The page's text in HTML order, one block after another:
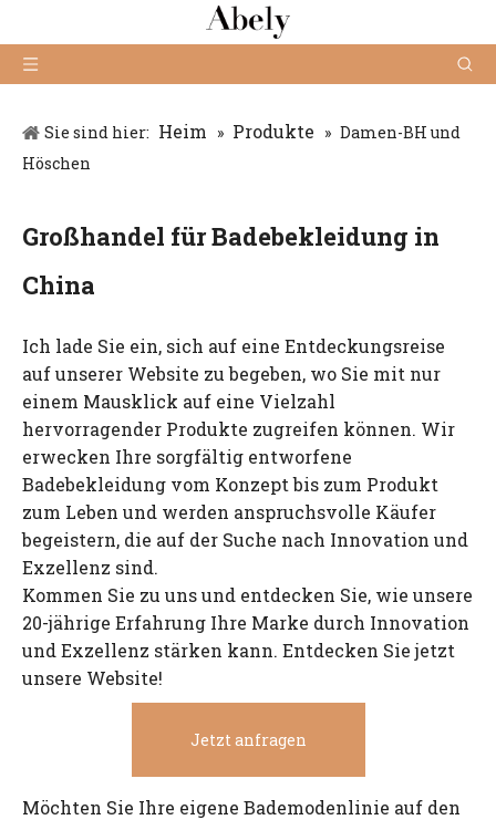
Sie sind hier: Heim » Produkte » Damen-BH und
Höschen
Großhandel für Badebekleidung in
China
Ich lade Sie ein, sich auf eine Entdeckungsreise
auf unserer Website zu begeben, wo Sie mit nur
einem Mausklick auf eine Vielzahl
hervorragender Produkte zugreifen können. Wir
erwecken Ihre sorgfältig entworfene
Badebekleidung vom Konzept bis zum Produkt
zum Leben und werden anspruchsvolle Käufer
begeistern, die auf der Suche nach Innovation und
Exzellenz sind.
Kommen Sie zu uns und entdecken Sie, wie unsere
20-jährige Erfahrung Ihre Marke durch Innovation
und Exzellenz stärken kann. Entdecken Sie jetzt
unsere Website!
Jetzt anfragen
Möchten Sie Ihre eigene Bademodenlinie auf den